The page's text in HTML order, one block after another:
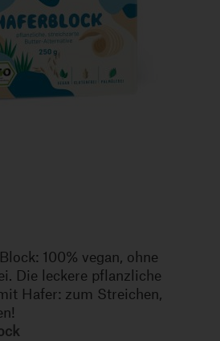
100% vegan, ohne
Die leckere pflanzliche
Hafer: zum Streichen,